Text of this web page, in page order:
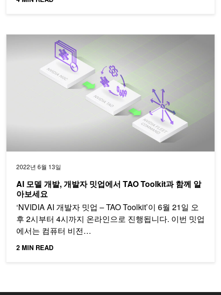
2022년 6월 13일
AI 모델 개발, 개발자 밋업에서 TAO Toolkit과 함께 알
아보세요
‘NVIDIA AI 개발자 밋업 – TAO Toolkit’이 6월 21일 오
후 2시부터 4시까지 온라인으로 진행됩니다. 이번 밋업
에서는 컴퓨터 비전…
2 MIN READ
AI 모델 개발, 개발자 밋업에서 TAO Toolkit과 함께 알아보세요